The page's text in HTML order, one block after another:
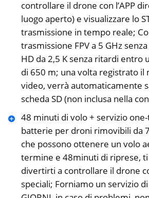
controllare il drone con l’APP
luogo aperto) e visualizzare lo
trasmissione in tempo reale;
trasmissione FPV a 5 GHz
HD da 2,5 K senza ritardi entro
di 650 m; una volta registrato il
video, verrà automaticamente
scheda SD (non inclusa nella
48 minuti di volo + servizio
batterie per droni rimovibili da
che possono ottenere un volo
termine e 48minuti di riprese,
divertirti a controllare il drone
speciali; Forniamo un servizio